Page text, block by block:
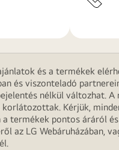
és a termékek
és viszonteladó
nélkül változhat. A
korlátozottak. Kérjük,
termékek pontos áráról
az LG Webáruházában,